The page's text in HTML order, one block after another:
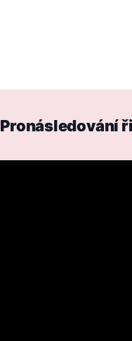
Pronásledování